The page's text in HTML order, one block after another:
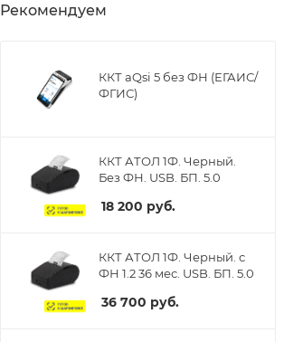
Рекомендуем
ККТ aQsi 5 без ФН (ЕГАИС/
ФГИС)
ККТ АТОЛ 1Ф. Черный.
Без ФН. USB. БП. 5.0
18 200 руб.
ККТ АТОЛ 1Ф. Черный. с
ФН 1.2 36 мес. USB. БП. 5.0
36 700 руб.